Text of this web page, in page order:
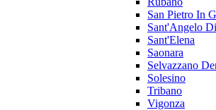
San Pietro In
Sant'Angelo
Sant'Elena
Saonara
Selvazzano
Solesino
Tribano
Vigonza